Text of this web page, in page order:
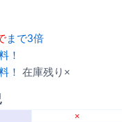
まで3倍
！
！ 在庫残り×
×